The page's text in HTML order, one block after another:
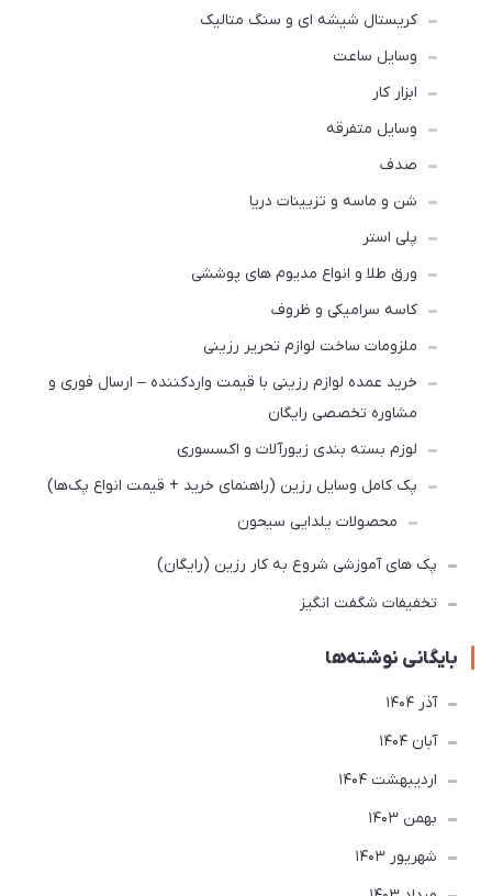
کریستال شیشه ای و سنگ متالیک
وسایل ساعت
ابزار کار
وسایل متفرقه
صدف
شن و ماسه و تزیینات دریا
پلی استر
ورق طلا و انواع مدیوم های پوششی
کاسه سرامیکی و ظروف
ملزومات ساخت لوازم‌ تحریر رزینی
خرید عمده لوازم رزینی با قیمت واردکننده – ارسال فوری و
مشاوره تخصصی رایگان
لوزم بسته بندی زیورآلات و اکسسوری
پک کامل وسایل رزین (راهنمای خرید + قیمت انواع پک‌ها)
محصولات یلدایی سیحون
پک های آموزشی شروع به کار رزین (رایگان)
تخفیفات شگفت انگیز
بایگانی نوشته‌ها
آذر 1404
آبان 1404
ارديبهشت 1404
بهمن 1403
شهریور 1403